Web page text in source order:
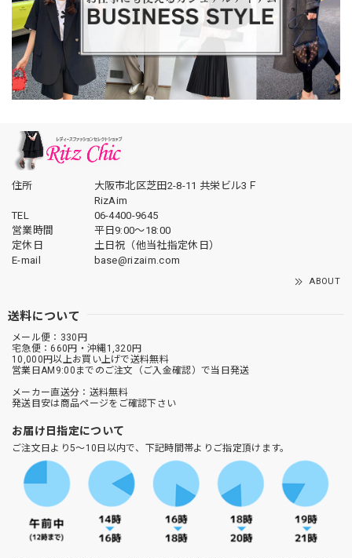
住所
大阪市北区芝田2-8-11 共栄ビル3Ｆ
RizAim
TEL
06-4400-9645
営業時間
平日9:00～18:00
定休日
土日祝（他当社指定休日）
E-mail
base@rizaim.com
ABOUT
送料について
メール便：330円
宅急便：660円・沖縄1,320円
10,000円以上お買い上げで送料無料
営業日AM9:00までのご注文（ご入金確認）で当日発送
メーカー直送分：送料無料
発送目安は商品ページをご確認下さい
お届け日指定について
ご注文日より5～10日以内で、下記時間帯よりご指定頂けます。